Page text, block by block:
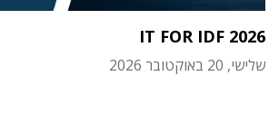
IT FOR IDF 2026
שלישי, 20 באוקטובר 2026